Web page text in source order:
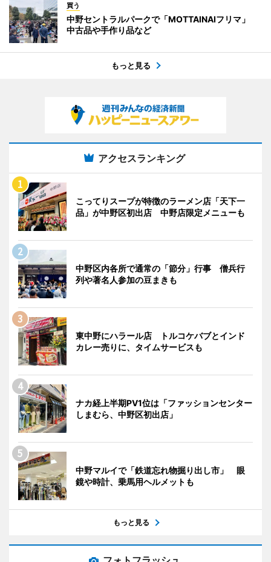
買う
中野セントラルパークで「MOTTAINAIフリマ」
中古品や手作り品など
もっと見る
アクセスランキング
こってりスープが特徴のラーメン店「天下一
品」が中野区初出店 中野店限定メニューも
中野区内各所で通常の「節分」行事 僧兵行
列や著名人参加の豆まきも
東中野にハラール店 トルコケバブとインド
カレー売りに、タイムサービスも
ナカ経上半期PV1位は「ファッションセンター
しまむら、中野区初出店」
中野マルイで「鉄道忘れ物掘り出し市」 眼
鏡や時計、乗馬用ヘルメットも
もっと見る